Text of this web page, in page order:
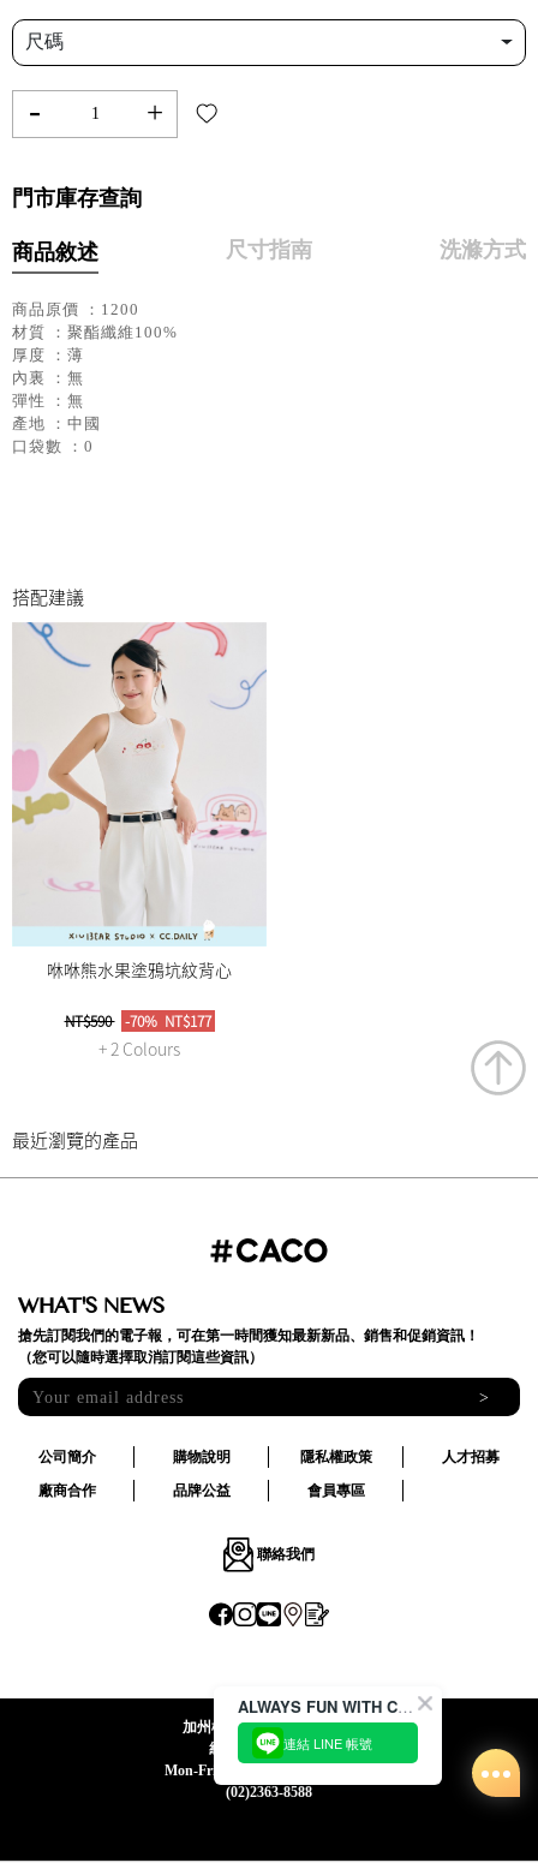
尺碼
- +
門市庫存查詢
商品敘述 尺寸指南 洗滌方式
商品原價 ：1200
材質 ：聚酯纖維100%
厚度 ：薄
內裏 ：無
彈性 ：無
產地 ：中國
口袋數 ：0
搭配建議
咻咻熊水果塗鴉坑紋背心
NT$590 -70% NT$177
+ 2 Colours
最近瀏覽的產品
WHAT'S NEWS
搶先訂閱我們的電子報，可在第一時間獲知最新新品、銷售和促銷資訊！
（您可以隨時選擇取消訂閱這些資訊）
>
公司簡介 購物說明 隱私權政策
人才招募
廠商合作
品牌公益 會員專區
聯絡我們
加州椰子國際股份有限公司
統一編號:24492069
Mon-Fri 09:00-12:30 / 13:30-18:00
(02)2363-8588
ALWAYS FUN WITH CACO !
連結 LINE 帳號